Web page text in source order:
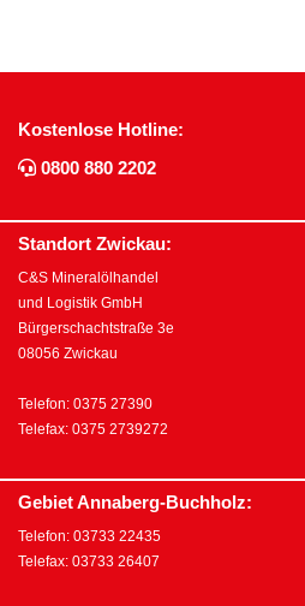
Kostenlose Hotline:
0800 880 2202
Standort Zwickau:
C&S Mineralölhandel
und Logistik GmbH
Bürgerschachtstraße 3e
08056 Zwickau
Telefon: 0375 27390
Telefax: 0375 2739272
Gebiet Annaberg-Buchholz:
Telefon: 03733 22435
Telefax: 03733 26407